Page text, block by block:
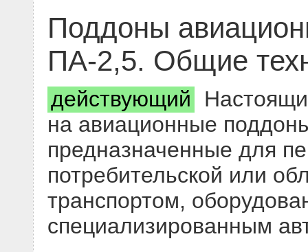
Поддоны
ПА-2,5. Общие
действующий
на авиационные
предназначенные для
потребительской или
транспортом,
специализированным